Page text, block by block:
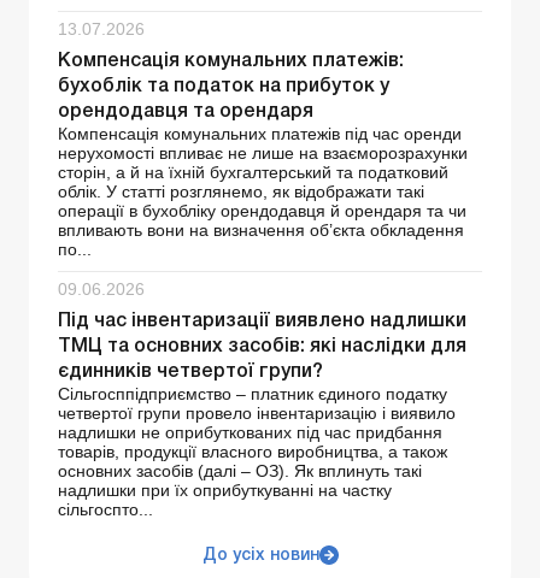
13.07.2026
Компенсація комунальних платежів:
бухоблік та податок на прибуток у
орендодавця та орендаря
Компенсація комунальних платежів під час оренди
нерухомості впливає не лише на взаєморозрахунки
сторін, а й на їхній бухгалтерський та податковий
облік. У статті розглянемо, як відображати такі
операції в бухобліку орендодавця й орендаря та чи
впливають вони на визначення об’єкта обкладення
по...
09.06.2026
Під час інвентаризації виявлено надлишки
ТМЦ та основних засобів: які наслідки для
єдинників четвертої групи?
Сільгосппідприємство – платник єдиного податку
четвертої групи провело інвентаризацію і виявило
надлишки не оприбуткованих під час придбання
товарів, продукції власного виробництва, а також
основних засобів (далі – ОЗ). Як вплинуть такі
надлишки при їх оприбуткуванні на частку
сільгоспто...
До усіх новин